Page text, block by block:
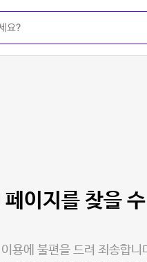
이지를 찾을
이용에 불편을 드려 죄송합니